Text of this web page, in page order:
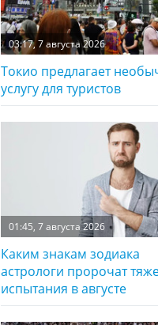
03:17, 7 августа 2026
Токио предлагает
услугу для туристов
01:45, 7 августа 2026
Каким знакам зодиака
астрологи пророчат
испытания в августе